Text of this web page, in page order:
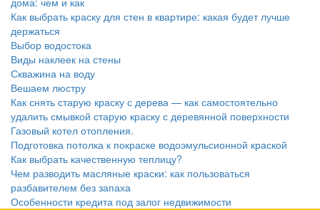
Как выбрать краску для стен в квартире: какая будет лучше
держаться
Выбор водостока
Виды наклеек на стены
Скважина на воду
Вешаем люстру
Как снять старую краску с дерева — как самостоятельно
удалить смывкой старую краску с деревянной поверхности
Газовый котел отопления.
Подготовка потолка к покраске водоэмульсионной краской
Как выбрать качественную теплицу?
Чем разводить масляные краски: как пользоваться
разбавителем без запаха
Особенности кредита под залог недвижимости